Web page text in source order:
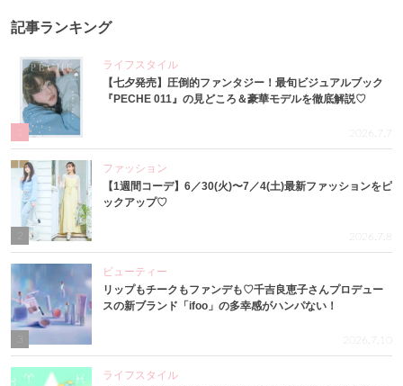
記事ランキング
ライフスタイル
【七夕発売】圧倒的ファンタジー！最旬ビジュアルブック
『PECHE 011』の見どころ＆豪華モデルを徹底解説♡
2026.7.7
ファッション
【1週間コーデ】6／30(火)〜7／4(土)最新ファッションをピ
ックアップ♡
2026.7.8
3
ビューティー
リップもチークもファンデも♡千吉良恵子さんプロデュー
スの新ブランド「ifoo」の多幸感がハンパない！
2026.7.10
ライフスタイル